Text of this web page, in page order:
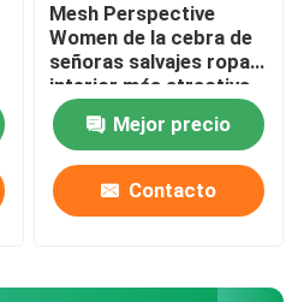
Mesh Perspective
Women de la cebra de
señoras salvajes ropa
interior más atractiva
de S Sexy Underwear la
'
Mejor precio
Contacto